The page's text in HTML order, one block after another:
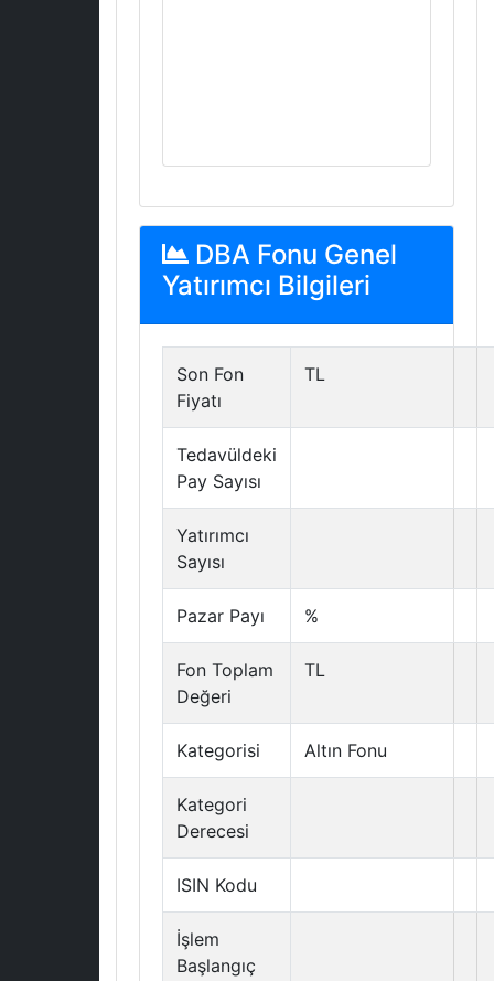
DBA Fonu Genel
Yatırımcı Bilgileri
Son Fon
Fiyatı
TL
Tedavüldeki
Pay Sayısı
Yatırımcı
Sayısı
Pazar Payı %
Fon Toplam
Değeri
TL
Kategorisi Altın Fonu
Kategori
Derecesi
ISIN Kodu
İşlem
Başlangıç